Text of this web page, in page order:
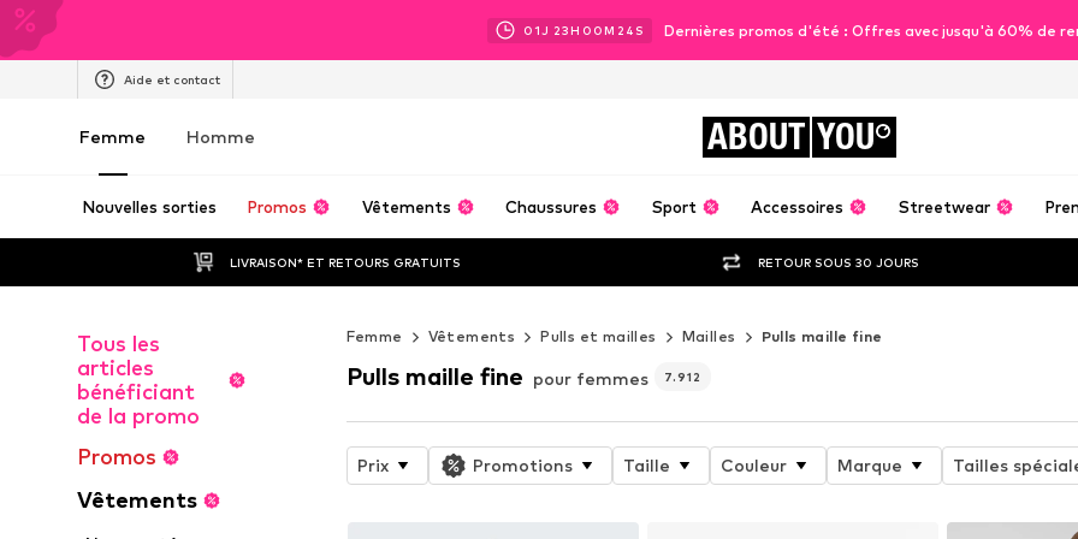
01J 23H 00M 22 S Dernières promos d'été : Offres avec jusqu'à 60% de
Aide et contact
Femme Homme ABOUT YOU
Nouvelles sorties Promos Vêtements Chaussures Sport Accessoires Streetwear
LIVRAISON* ET RETOURS GRATUITS RETOUR SOUS 30 JOURS
Tous les
articles
bénéficiant
de la promo
Promos
Vêtements
Femme Vêtements Pulls et mailles Mailles Pulls maille fine
Pulls maille fine pour femmes 7.912
Prix Promotions Taille Couleur Marque Tailles